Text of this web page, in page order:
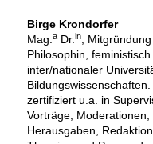
Birge Krondorfer
Mag.a Dr.in,
Philosophin,
inter/nationaler
zertifiziert u.a. in
Vorträge,
Herausgaben,